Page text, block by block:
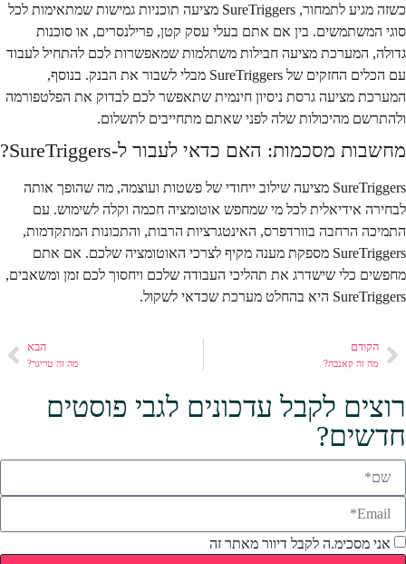
כשזה מגיע לתמחור, SureTriggers מציעה תוכניות גמישות שמתאימות לכל
סוגי המשתמשים. בין אם אתם בעלי עסק קטן, פרילנסרים, או סוכנות
גדולה, המערכת מציעה חבילות משתלמות שמאפשרות לכם להתחיל לעבוד
עם הכלים החזקים של SureTriggers מבלי לשבור את הבנק. בנוסף,
המערכת מציעה גרסת ניסיון חינמית שתאפשר לכם לבדוק את הפלטפורמה
ולהתרשם מהיכולות שלה לפני שאתם מתחייבים לתשלום.
מחשבות מסכמות: האם כדאי לעבור ל-SureTriggers?
SureTriggers מציעה שילוב ייחודי של פשטות ועוצמה, מה שהופך אותה
לבחירה אידיאלית לכל מי שמחפש אוטומציה חכמה וקלה לשימוש. עם
התמיכה הרחבה בוורדפרס, האינטגרציות הרבות, והתכונות המתקדמות,
SureTriggers מספקת מענה מקיף לצרכי האוטומציה שלכם. אם אתם
מחפשים כלי שישדרג את תהליכי העבודה שלכם ויחסוך לכם זמן ומשאבים,
SureTriggers היא בהחלט מערכת שכדאי לשקול.
הקודם
מה זה קאנבה?
הבא
מה זה טריגר?
רוצים לקבל עדכונים לגבי פוסטים
חדשים?
אני מסכימ.ה לקבל דיוור מאתר זה